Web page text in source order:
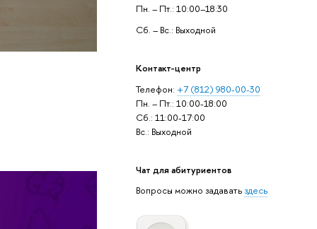
Пн. – Пт.: 10:00–18:30
Сб. – Вс.: Выходной
Контакт-центр
Телефон: +7 (812) 980-00-30
Пн. – Пт.: 10:00-18:00
Сб.: 11:00-17:00
Вс.: Выходной
Чат для абитуриентов
Вопросы можно задаватьздесь